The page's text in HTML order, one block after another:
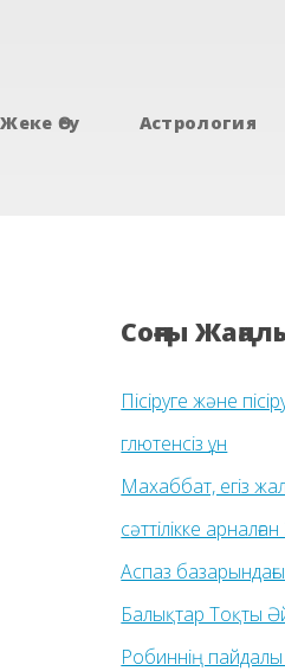
Жеке Өсу Астрология
Соңғы
Пісіруге және
глютенсіз ұн
Махаббат, егіз
сәттілікке
Аспаз
Балықтар Тоқты
Робиннің